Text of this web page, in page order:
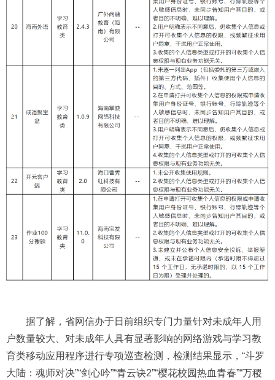
据了解，省网信办于日前组织专门力量针对未成年人用
户数量较大、对未成年人具有显著影响的网络游戏与学习教
育类移动应用程序进行专项巡查检测，检测结果显示，“斗罗
大陆：魂师对决”“剑心吟”“青云诀2”“樱花校园热血青春”“万稷